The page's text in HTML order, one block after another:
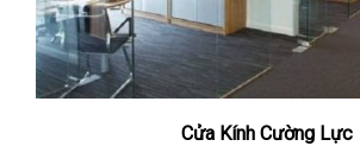
Cửa Kính Cường Lực